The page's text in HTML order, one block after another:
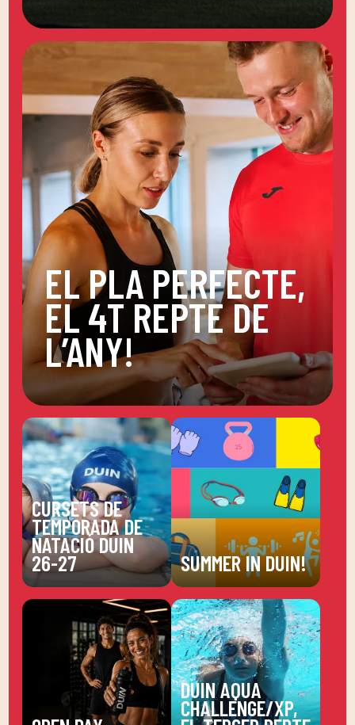
EL PLA PERFECTE,
EL 4T REPTE DE
L’ANY!
CURSETS DE
TEMPORADA DE
NATACIÓ DUIN
26-27 SUMMER IN DUIN!
DUIN AQUA
CHALLENGE/XP,